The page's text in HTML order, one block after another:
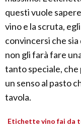
questi vuole
vino e la scruta,
convincersi che
non gli farà fare
tanto speciale, che
un senso al pasto
tavola.
Etichette vino fai da